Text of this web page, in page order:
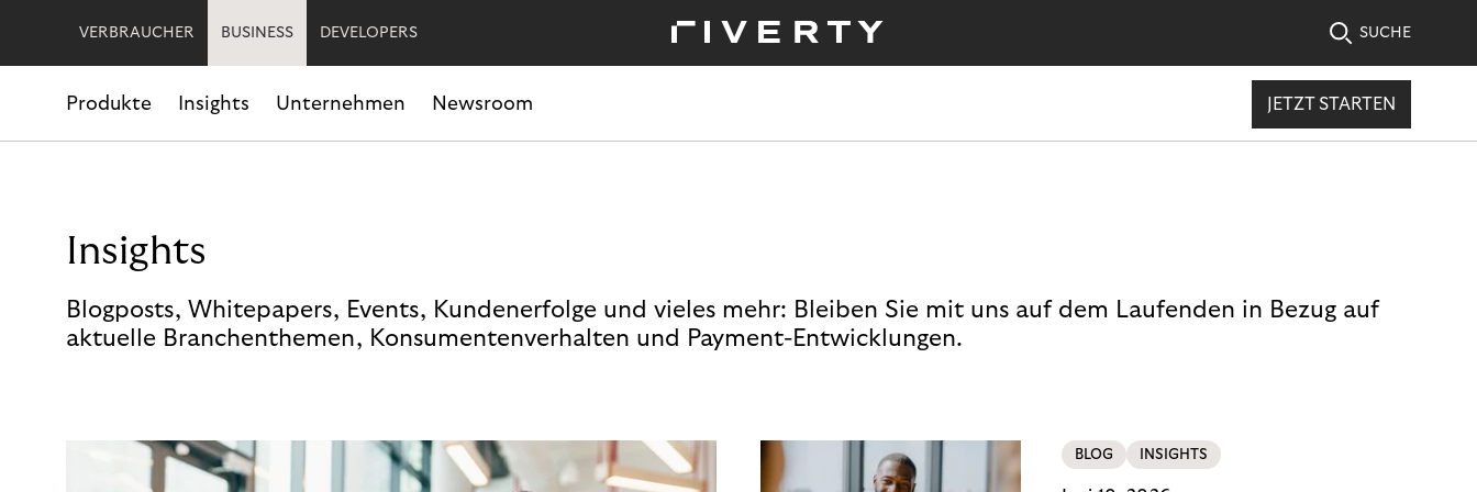
VERBRAUCHER BUSINESS DEVELOPERS SUCHE
Produkte Insights Unternehmen Newsroom JETZT STARTEN
Insights
Blogposts, Whitepapers, Events, Kundenerfolge und vieles mehr: Bleiben Sie mit uns auf dem Laufenden in Bezug auf
aktuelle Branchenthemen, Konsumentenverhalten und Payment-Entwicklungen.
BLOG INSIGHTS